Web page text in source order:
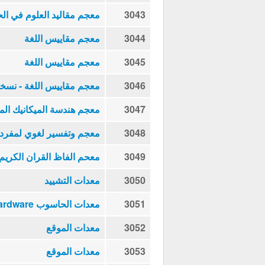
3043
معجم مقاليد العلوم في
3044
معجم مقاييس اللغة
3045
معجم مقاييس اللغة
3046
معجم مقاييس اللغة -
3047
معجم هندسة الميكانيك
3048
معجم وتفسير لغوي
3049
معحم الفاظ القران
3050
معدات التشييد
3051
معدات الحاسوب Computer Hardware
3052
معدات الموقع
3053
معدات الموقع